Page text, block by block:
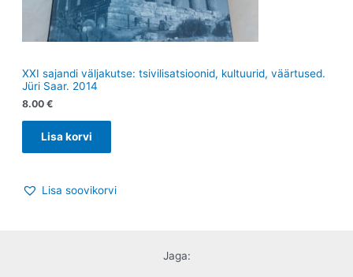
XXI sajandi väljakutse: tsivilisatsioonid, kultuurid, väärtused.
Jüri Saar. 2014
8.00 €
Lisa korvi
Lisa soovikorvi
Jaga: